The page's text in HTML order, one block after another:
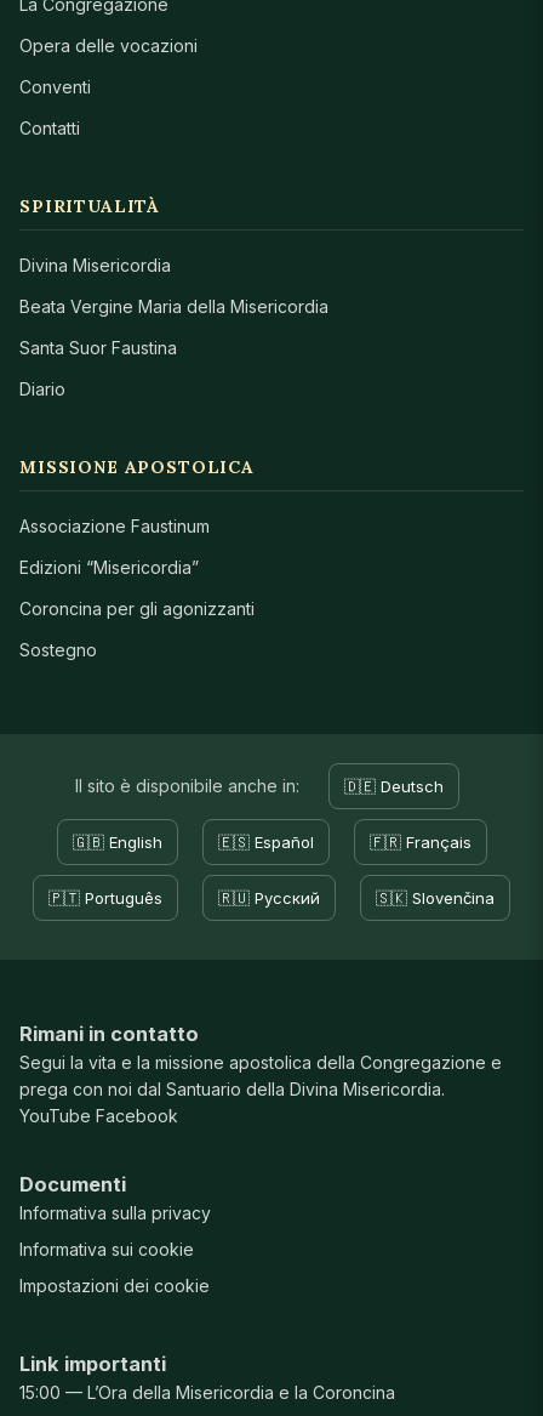
Opera delle vocazioni
Conventi
Contatti
SPIRITUALITÀ
Divina Misericordia
Beata Vergine Maria della Misericordia
Santa Suor Faustina
Diario
MISSIONE APOSTOLICA
Associazione Faustinum
Edizioni “Misericordia”
Coroncina per gli agonizzanti
Sostegno
Il sito è disponibile anche in: 🇩🇪 Deutsch
🇬🇧 English 🇪🇸 Español 🇫🇷 Français
🇵🇹 Português 🇷🇺 Русский 🇸🇰 Slovenčina
Rimani in contatto
Segui la vita e la missione apostolica della Congregazione e
prega con noi dal Santuario della Divina Misericordia.
YouTube Facebook
Documenti
Informativa sulla privacy
Informativa sui cookie
Impostazioni dei cookie
Link importanti
15:00 — L’Ora della Misericordia e la Coroncina